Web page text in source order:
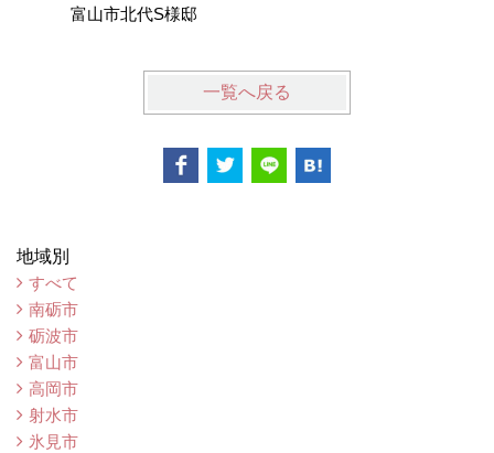
富山市北代S様邸
一覧へ戻る
地域別
すべて
南砺市
砺波市
富山市
高岡市
射水市
氷見市